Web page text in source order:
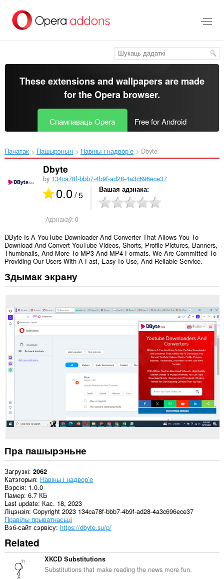
асноўнага
These extensions and wallpapers are made
for theOpera browser.
Спампаваць Opera Free for Android
Пачатак Пашырэньні Навіны і надвор’е Dbyte‎
Dbyte
by 134ca78f-bbb7-4b9f-ad28-4a3c696ece37
0.0/ 5 Вашая адзнака
Адзнакаў:0
DByte Is A YouTube Downloader And Converter That Allows You To
Download And Convert YouTube Videos, Shorts, Profile Pictures, Banners,
Thumbnails, And More To MP3 And MP4 Formats. We Are Committed To
Providing Our Users With A Fast, Easy-To-Use, And Reliable Service.
Здымак экрану
Пра пашырэньне
Загрузкі 2062
Катэгорыя Навіны і надвор’е
Вэрсія 1.0.0
Памер 6.7 КБ
Last update Кас. 18, 2023
Ліцэнзія Copyright 2023 134ca78f-bbb7-4b9f-ad28-4a3c696ece37
Правілы прыватнасьці
Вэб-сайт сэрвісу https://dbyte.su/p/
Related
XKCD Substitutions
Substitutions that make reading the news more fun.